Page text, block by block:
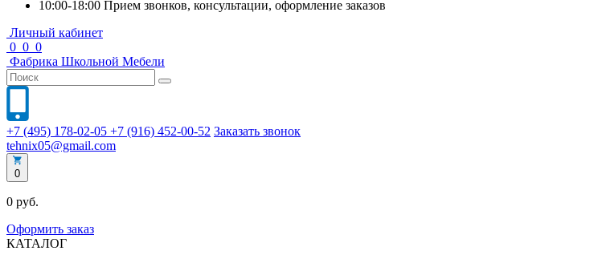
10:00-18:00 Прием звонков, консультации, оформление заказов
Личный кабинет
0 0 0
Фабрика Школьной Мебели
+7 (495) 178-02-05 +7 (916) 452-00-52 Заказать звонок
tehnix05@gmail.com
0
0 руб.
Оформить заказ
КАТАЛОГ